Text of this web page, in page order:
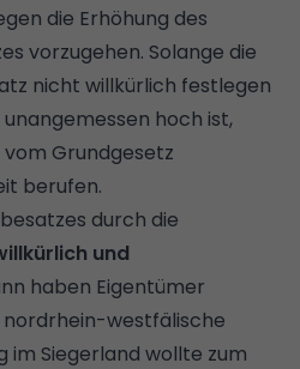
die Erhöhung des
vorzugehen. Solange die
nicht willkürlich festlegen
hoch ist,
Grundgesetz
berufen.
durch die
und
haben Eigentümer
nordrhein-westfälische
im Siegerland wollte zum